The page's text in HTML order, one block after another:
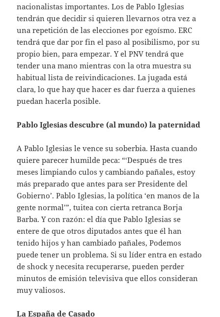
nacionalistas importantes. Los de Pablo Iglesias
tendrán que decidir si quieren llevarnos otra vez a
una repetición de las elecciones por egoísmo. ERC
tendrá que dar por fin el paso al posibilismo, por su
propio bien, para empezar. Y el PNV tendrá que
tender una mano mientras con la otra muestra su
habitual lista de reivindicaciones. La jugada está
clara, lo que hay que hacer es dar fuerza a quienes
puedan hacerla posible.
Pablo Iglesias descubre (al mundo) la paternidad
A Pablo Iglesias le vence su soberbia. Hasta cuando
quiere parecer humilde peca: “‘Después de tres
meses limpiando culos y cambiando pañales, estoy
más preparado que antes para ser Presidente del
Gobierno’. Pablo Iglesias, la política ‘en manos de la
gente normal’”, tuitea con cierta retranca Borja
Barba. Y con razón: el día que Pablo Iglesias se
entere de que otros diputados antes que él han
tenido hijos y han cambiado pañales, Podemos
puede tener un problema. Si su líder entra en estado
de shock y necesita recuperarse, pueden perder
minutos de emisión televisiva que ellos consideran
muy valiosos.
La España de Casado